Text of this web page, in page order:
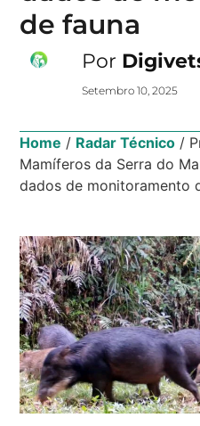
de fauna
Por
Setembro 10, 2025
Home / Radar Técnico /
Mamíferos da Serra do
dados de monitoramento